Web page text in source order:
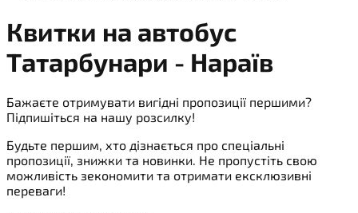
Квитки на автобус
Татарбунари - Нараїв
Бажаєте отримувати вигідні пропозиції першими?
Підпишіться на нашу розсилку!
Будьте першим, хто дізнається про спеціальні
пропозиції, знижки та новинки. Не пропустіть свою
можливість зекономити та отримати ексклюзивні
переваги!